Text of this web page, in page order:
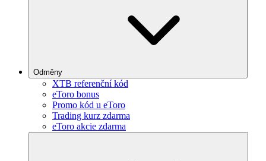
Odměny
XTB referenční kód
eToro bonus
Promo kód u eToro
Trading kurz zdarma
eToro akcie zdarma